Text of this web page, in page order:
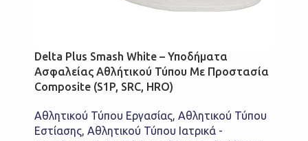
Delta Plus Smash White – Υποδήματα
Ασφαλείας Αθλήτικού Τύπου Με Προστασία
Composite (S1P, SRC, HRO)
Αθλητικού Τύπου Εργασίας, Αθλητικού Τύπου
Εστίασης, Αθλητικού Τύπου Ιατρικά -